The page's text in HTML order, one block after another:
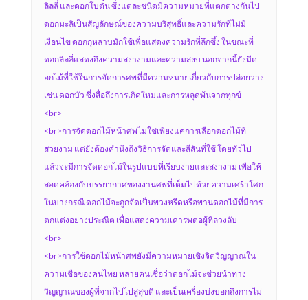
ลิลลี่ และดอกโบตั๋น ซึ่งแต่ละชนิดมีความหมายที่แตกต่างกันไป
ดอกมะลิเป็นสัญลักษณ์ของความบริสุทธิ์และความรักที่ไม่มี
เงื่อนไข ดอกกุหลาบมักใช้เพื่อแสดงความรักที่ลึกซึ้ง ในขณะที่
ดอกลิลลี่แสดงถึงความสง่างามและความสงบ นอกจากนี้ยังมีด
อกไม้ที่ใช้ในการจัดการศพที่มีความหมายเกี่ยวกับการปล่อยวาง
เช่น ดอกบัว ซึ่งสื่อถึงการเกิดใหม่และการหลุดพ้นจากทุกข์
<br>
<br>การจัดดอกไม้หน้าศพไม่ใช่เพียงแค่การเลือกดอกไม้ที่
สวยงาม แต่ยังต้องคำนึงถึงวิธีการจัดและสีสันที่ใช้ โดยทั่วไป
แล้วจะมีการจัดดอกไม้ในรูปแบบที่เรียบง่ายและสง่างาม เพื่อให้
สอดคล้องกับบรรยากาศของงานศพที่เต็มไปด้วยความเศร้าโศก
ในบางกรณี ดอกไม้จะถูกจัดเป็นพวงหรีดหรือพานดอกไม้ที่มีการ
ตกแต่งอย่างประณีต เพื่อแสดงความเคารพต่อผู้ที่ล่วงลับ
<br>
<br>การใช้ดอกไม้หน้าศพยังมีความหมายเชิงจิตวิญญาณใน
ความเชื่อของคนไทย หลายคนเชื่อว่าดอกไม้จะช่วยนำทาง
วิญญาณของผู้ที่จากไปไปสู่สุขติ และเป็นเครื่องบ่งบอกถึงการไม่